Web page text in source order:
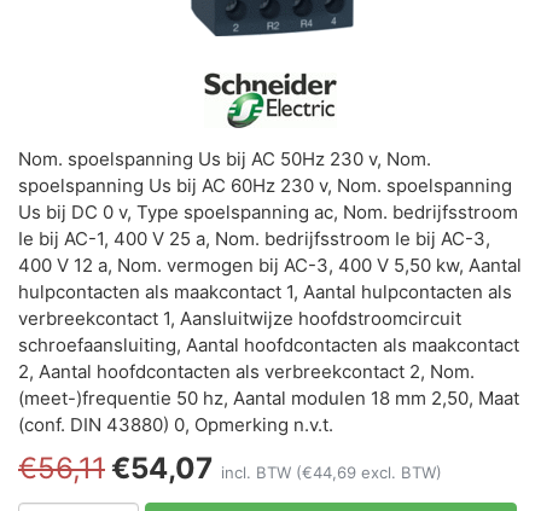
Nom. spoelspanning Us bij AC 50Hz 230 v, Nom.
spoelspanning Us bij AC 60Hz 230 v, Nom. spoelspanning
Us bij DC 0 v, Type spoelspanning ac, Nom. bedrijfsstroom
Ie bij AC-1, 400 V 25 a, Nom. bedrijfsstroom Ie bij AC-3,
400 V 12 a, Nom. vermogen bij AC-3, 400 V 5,50 kw, Aantal
hulpcontacten als maakcontact 1, Aantal hulpcontacten als
verbreekcontact 1, Aansluitwijze hoofdstroomcircuit
schroefaansluiting, Aantal hoofdcontacten als maakcontact
2, Aantal hoofdcontacten als verbreekcontact 2, Nom.
(meet-)frequentie 50 hz, Aantal modulen 18 mm 2,50, Maat
(conf. DIN 43880) 0, Opmerking n.v.t.
€56,11€54,07 incl. BTW (€44,69 excl. BTW)